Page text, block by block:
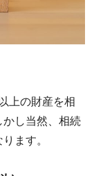
上の財産を相
し当然、相続
ます。